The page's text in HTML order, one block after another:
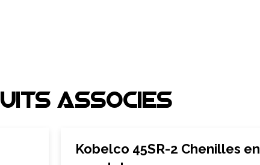
associEs
Kobelco 45SR-2 Chenilles en